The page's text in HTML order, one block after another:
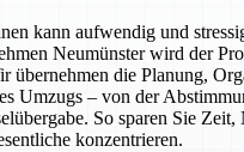
kann aufwendig und
Neumünster wird der
übernehmen die Planung,
Umzugs – von der
So sparen Sie
konzentrieren.